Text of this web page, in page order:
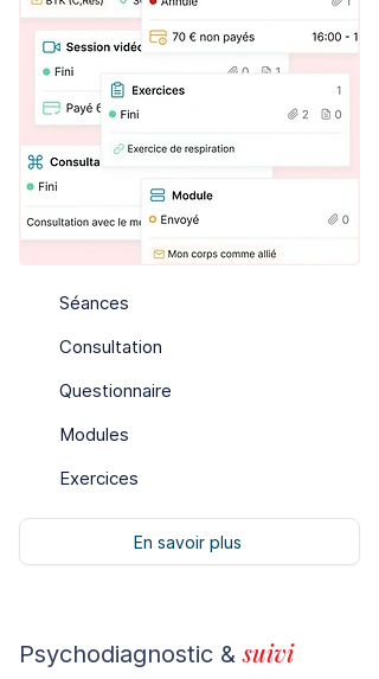
Séances
Consultation
Questionnaire
Modules
Exercices
En savoir plus
Psychodiagnostic &suivi